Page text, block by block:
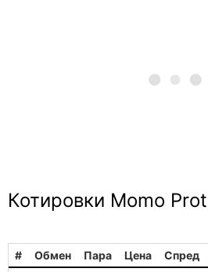
Котировки Momo
# Обмен Пара Цена Спред